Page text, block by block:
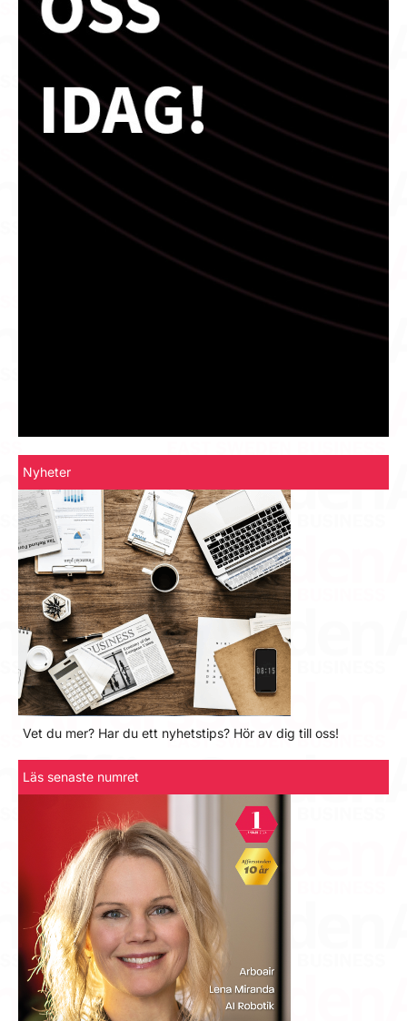
Nyheter
Vet du mer? Har du ett nyhetstips? Hör av dig till oss!
Läs senaste numret